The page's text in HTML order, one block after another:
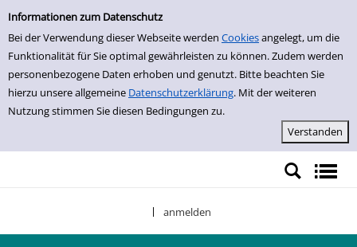
Einfache Suche
Informationen zum Datenschutz
Bei der Verwendung dieser Webseite werden Cookiesangelegt, um die
Funktionalität für Sie optimal gewährleisten zu können. Zudem werden
personenbezogene Daten erhoben und genutzt. Bitte beachten Sie
hierzu unsere allgemeine Datenschutzerklärung. Mit der weiteren
Nutzung stimmen Sie diesen Bedingungen zu.
Zur Detailanzeige springen
anmelden